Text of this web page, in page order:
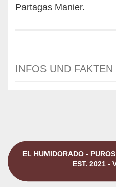
Partagas Manier.
INFOS UND FAKTEN
EL HUMIDORADO -
EST. 2021 -